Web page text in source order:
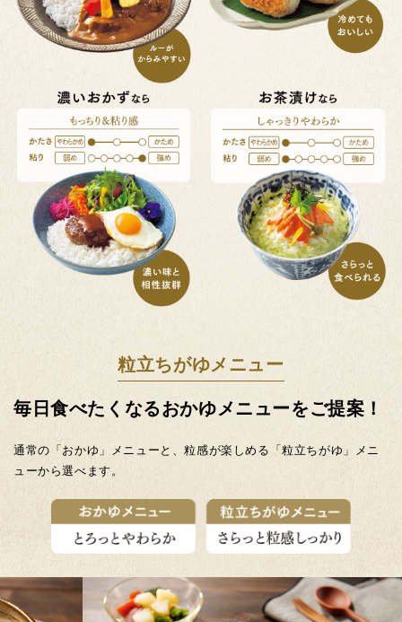
粒立ちがゆメニュー
毎日食べたくなるおかゆメニューをご提案！
通常の「おかゆ」メニューと、粒感が楽しめる「粒立ちがゆ」メニ
ューから選べます。